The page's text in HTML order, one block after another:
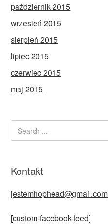
październik 2015
wrzesień 2015
sierpień 2015
lipiec 2015
czerwiec 2015
maj 2015
Kontakt
jestemhophead@gmail.com
[custom-facebook-feed]